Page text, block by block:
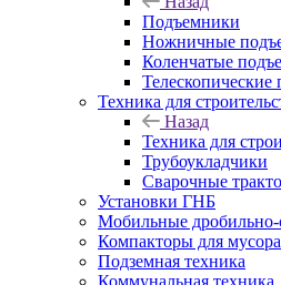
Подъемники
Ножничные
Коленчатые
Техника для
Назад
Техника для
Трубоукладчики
Сварочные
Установки ГНБ
Мобильные
Компакторы для мусора
Подземная техника
Коммунальная техника